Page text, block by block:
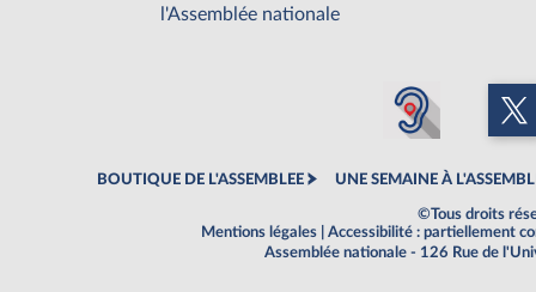
l'Assemblée nationale
BOUTIQUE DE L'ASSEMBLEE UNE SEMAINE À
©Tous droits
Mentions légales
Accessibilité : partiellement
Assemblée nationale - 126 Rue de